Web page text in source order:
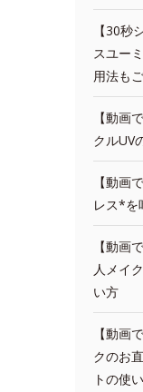
【30秒
スユー
用法も
【動画
クルUV
【動画
レス*を
【動画
人メイ
い方
【動画
クのお
トの使